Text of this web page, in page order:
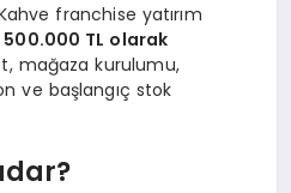
franchise yatırım
500.000 TL olarak
mağaza kurulumu,
ve başlangıç stok